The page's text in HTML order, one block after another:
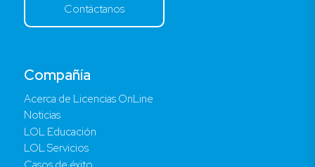
Compañía
Acerca de Licencias OnLine
Noticias
LOL Educación
LOL Servicios
Contáctanos